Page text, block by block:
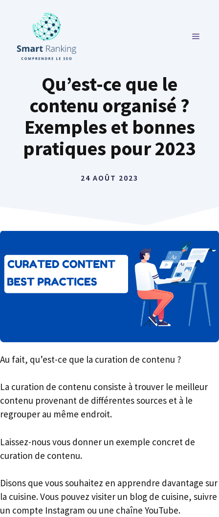
MENU
Qu’est-ce que le
contenu organisé ?
Exemples et bonnes
pratiques pour 2023
24 AOÛT 2023
Au fait, qu’est-ce que la curation de contenu ?
La curation de contenu consiste à trouver le meilleur
contenu provenant de différentes sources et à le
regrouper au même endroit.
Laissez-nous vous donner un exemple concret de
curation de contenu.
Disons que vous souhaitez en apprendre davantage sur
la cuisine. Vous pouvez visiter un blog de cuisine, suivre
un compte Instagram ou une chaîne YouTube.